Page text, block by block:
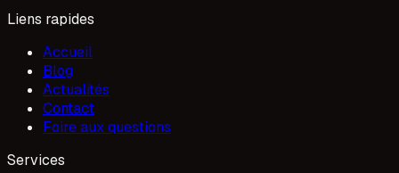
Liens rapides
Accueil
Blog
Actualités
Contact
Foire aux questions
Services